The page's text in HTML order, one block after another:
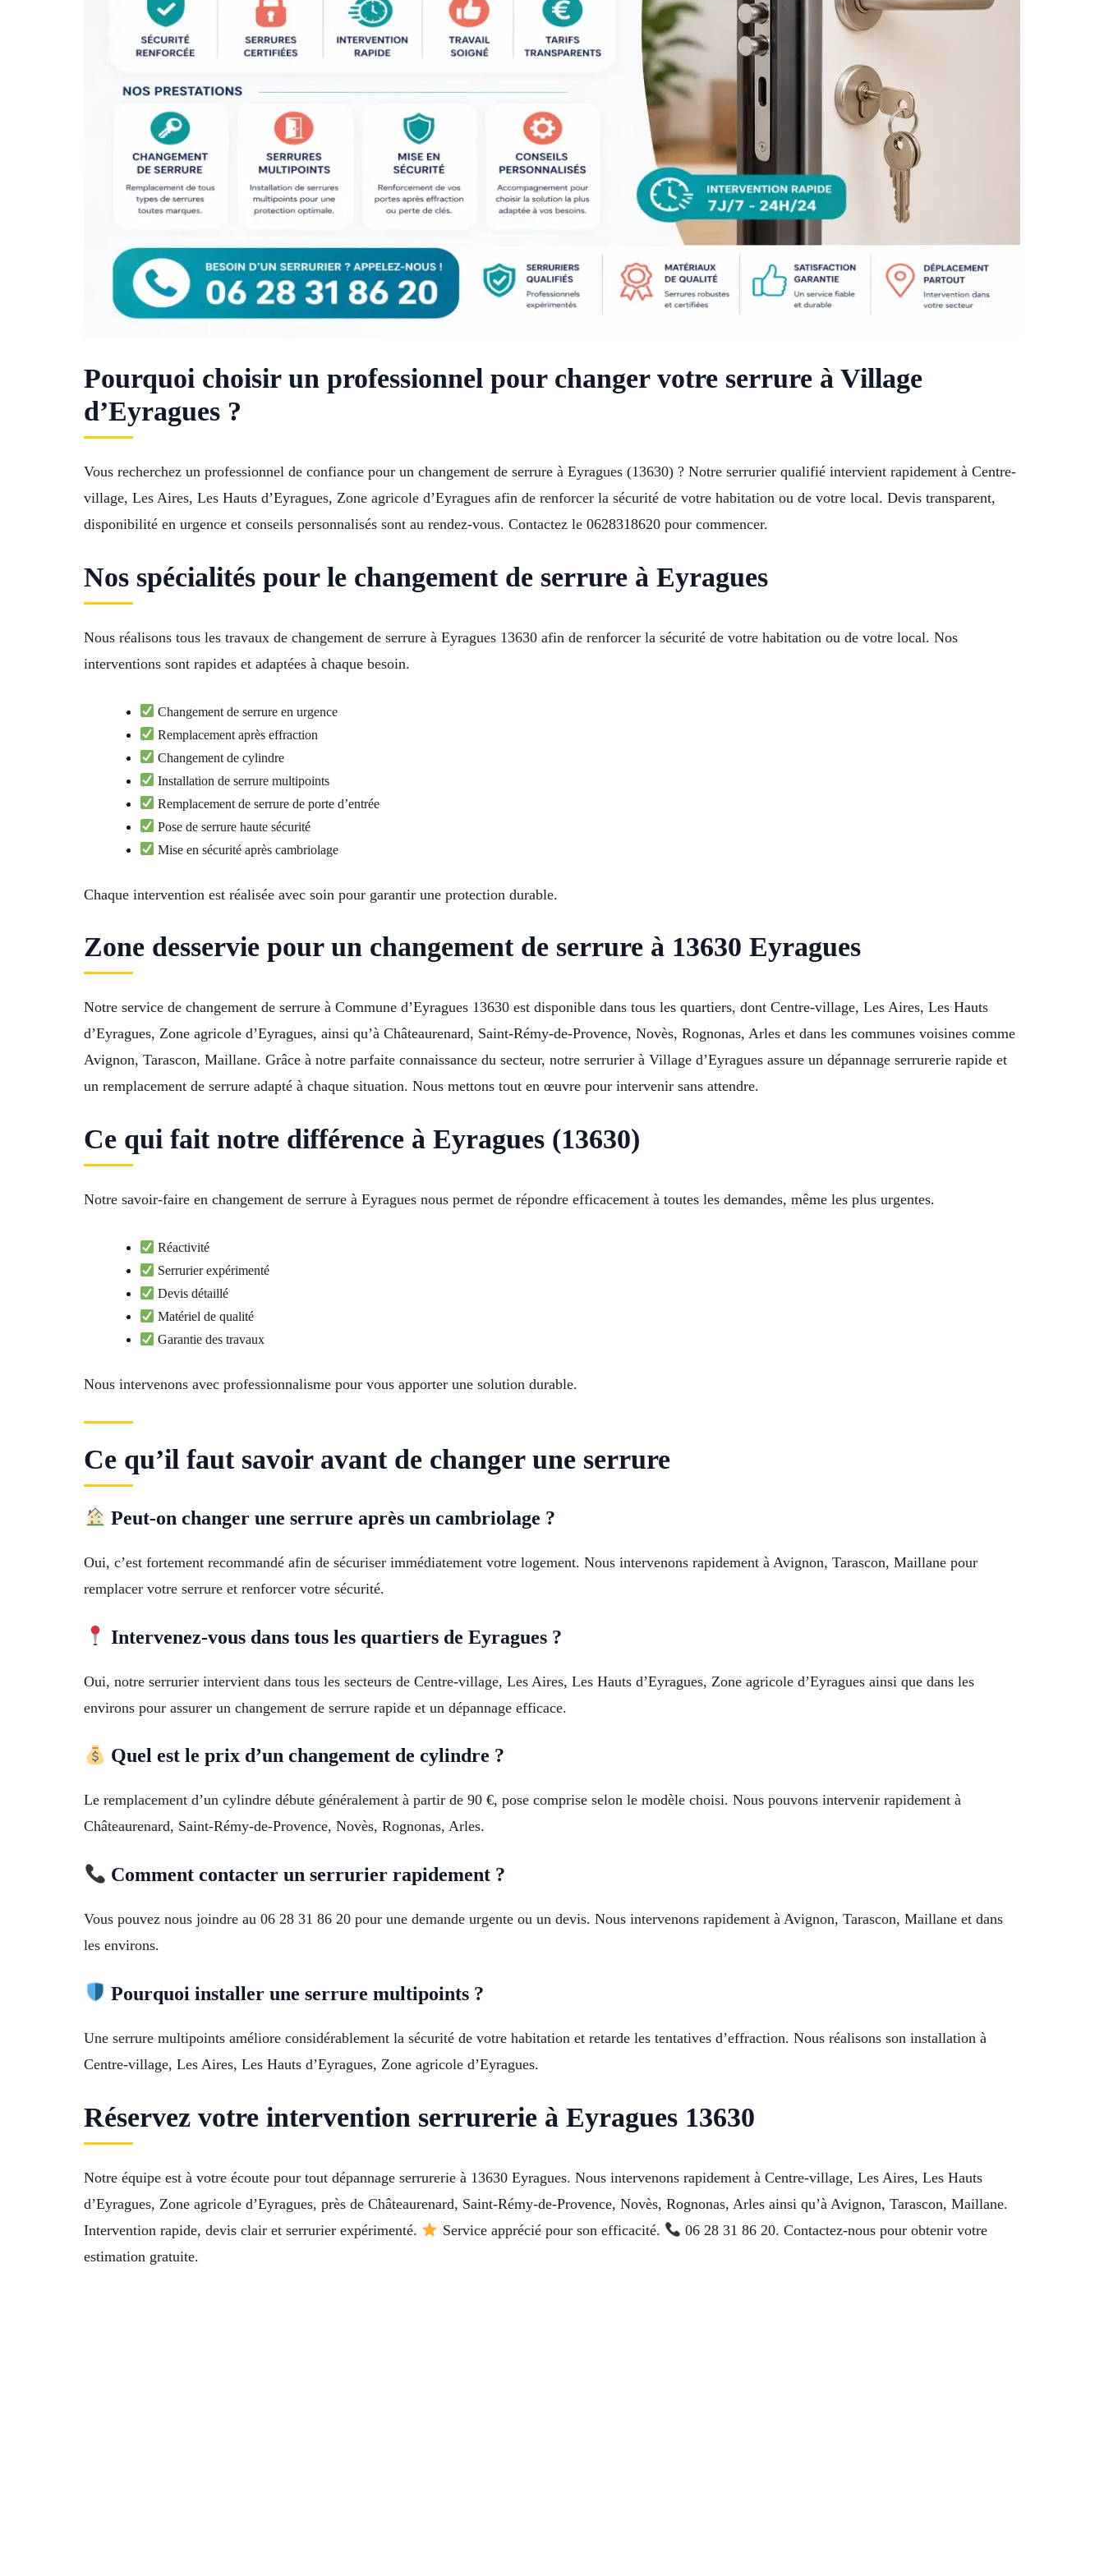
Pourquoi choisir un professionnel pour changer votre serrure à Village
d’Eyragues ?
Vous recherchez un professionnel de confiance pour un changement de serrure à Eyragues (13630) ? Notre serrurier qualifié intervient rapidement à Centre-
village, Les Aires, Les Hauts d’Eyragues, Zone agricole d’Eyragues afin de renforcer la sécurité de votre habitation ou de votre local. Devis transparent,
disponibilité en urgence et conseils personnalisés sont au rendez-vous. Contactez le 0628318620 pour commencer.
Nos spécialités pour le changement de serrure à Eyragues
Nous réalisons tous les travaux de changement de serrure à Eyragues 13630 afin de renforcer la sécurité de votre habitation ou de votre local. Nos
interventions sont rapides et adaptées à chaque besoin.
Changement de serrure en urgence
Remplacement après effraction
Changement de cylindre
Installation de serrure multipoints
Remplacement de serrure de porte d’entrée
Pose de serrure haute sécurité
Mise en sécurité après cambriolage
Chaque intervention est réalisée avec soin pour garantir une protection durable.
Zone desservie pour un changement de serrure à 13630 Eyragues
Notre service de changement de serrure à Commune d’Eyragues 13630 est disponible dans tous les quartiers, dont Centre-village, Les Aires, Les Hauts
d’Eyragues, Zone agricole d’Eyragues, ainsi qu’à Châteaurenard, Saint-Rémy-de-Provence, Novès, Rognonas, Arles et dans les communes voisines comme
Avignon, Tarascon, Maillane. Grâce à notre parfaite connaissance du secteur, notre serrurier à Village d’Eyragues assure un dépannage serrurerie rapide et
un remplacement de serrure adapté à chaque situation. Nous mettons tout en œuvre pour intervenir sans attendre.
Ce qui fait notre différence à Eyragues (13630)
Notre savoir-faire en changement de serrure à Eyragues nous permet de répondre efficacement à toutes les demandes, même les plus urgentes.
Réactivité
Serrurier expérimenté
Devis détaillé
Matériel de qualité
Garantie des travaux
Nous intervenons avec professionnalisme pour vous apporter une solution durable.
Ce qu’il faut savoir avant de changer une serrure
Peut-on changer une serrure après un cambriolage ?
Oui, c’est fortement recommandé afin de sécuriser immédiatement votre logement. Nous intervenons rapidement à Avignon, Tarascon, Maillane pour
remplacer votre serrure et renforcer votre sécurité.
Intervenez-vous dans tous les quartiers de Eyragues ?
Oui, notre serrurier intervient dans tous les secteurs de Centre-village, Les Aires, Les Hauts d’Eyragues, Zone agricole d’Eyragues ainsi que dans les
environs pour assurer un changement de serrure rapide et un dépannage efficace.
Quel est le prix d’un changement de cylindre ?
Le remplacement d’un cylindre débute généralement à partir de 90 €, pose comprise selon le modèle choisi. Nous pouvons intervenir rapidement à
Châteaurenard, Saint-Rémy-de-Provence, Novès, Rognonas, Arles.
Comment contacter un serrurier rapidement ?
Vous pouvez nous joindre au 06 28 31 86 20 pour une demande urgente ou un devis. Nous intervenons rapidement à Avignon, Tarascon, Maillane et dans
les environs.
Pourquoi installer une serrure multipoints ?
Une serrure multipoints améliore considérablement la sécurité de votre habitation et retarde les tentatives d’effraction. Nous réalisons son installation à
Centre-village, Les Aires, Les Hauts d’Eyragues, Zone agricole d’Eyragues.
Réservez votre intervention serrurerie à Eyragues 13630
Notre équipe est à votre écoute pour tout dépannage serrurerie à 13630 Eyragues. Nous intervenons rapidement à Centre-village, Les Aires, Les Hauts
d’Eyragues, Zone agricole d’Eyragues, près de Châteaurenard, Saint-Rémy-de-Provence, Novès, Rognonas, Arles ainsi qu’à Avignon, Tarascon, Maillane.
Intervention rapide, devis clair et serrurier expérimenté.
Service apprécié pour son efficacité.
06 28 31 86 20. Contactez-nous pour obtenir votre
estimation gratuite.